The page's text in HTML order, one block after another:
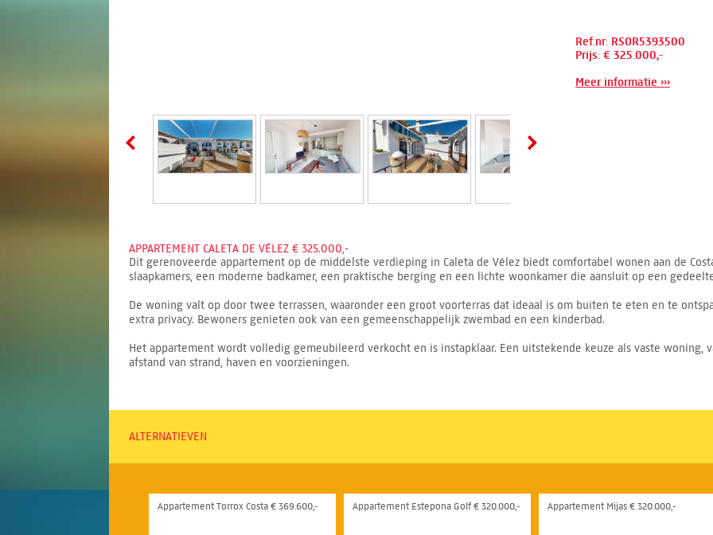
Ref.nr: RSOR5393500
Prijs: € 325.000,-
Meer informatie ›››
APPARTEMENT CALETA DE VÉLEZ € 325.000,-
Dit gerenoveerde appartement op de middelste verdieping in Caleta de Vélez biedt comfortabel wonen aan de
slaapkamers, een moderne badkamer, een praktische berging en een lichte woonkamer die aansluit op een
De woning valt op door twee terrassen, waaronder een groot voorterras dat ideaal is om buiten te eten en te
extra privacy. Bewoners genieten ook van een gemeenschappelijk zwembad en een kinderbad.
Het appartement wordt volledig gemeubileerd verkocht en is instapklaar. Een uitstekende keuze als vaste
afstand van strand, haven en voorzieningen.
ALTERNATIEVEN
Appartement Torrox Costa € 369.600,- Appartement Estepona Golf € 320.000,- Appartement Mijas € 320.000,-